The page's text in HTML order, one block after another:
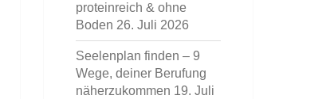
proteinreich & ohne
Boden 26. Juli 2026
Seelenplan finden – 9
Wege, deiner Berufung
näherzukommen 19. Juli